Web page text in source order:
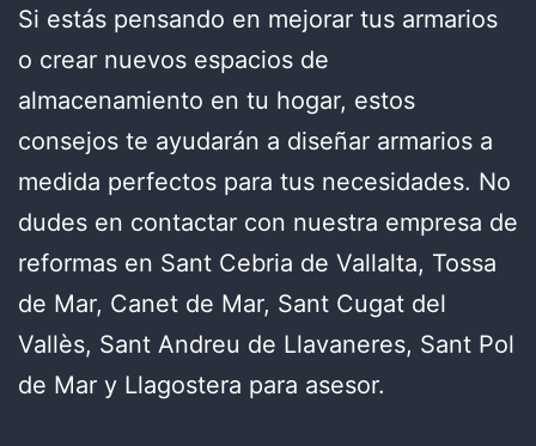
Si estás pensando en mejorar tus armarios
o crear nuevos espacios de
almacenamiento en tu hogar, estos
consejos te ayudarán a diseñar armarios a
medida perfectos para tus necesidades. No
dudes en contactar con nuestra empresa de
reformas en Sant Cebria de Vallalta, Tossa
de Mar, Canet de Mar, Sant Cugat del
Vallès, Sant Andreu de Llavaneres, Sant Pol
de Mar y Llagostera para asesor.